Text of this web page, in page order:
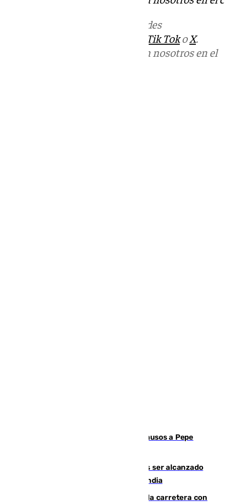
en las redes
Tik TokoX.
Puedes ponerte en contacto con nosotros en el
Granada despide con lágrimas y aplausos a Pepe
Un futbolista de 24 años muere tras ser alcanzado
por un rayo durante un partido en Tailandia
Muere un conductor tras salirse de la carretera con